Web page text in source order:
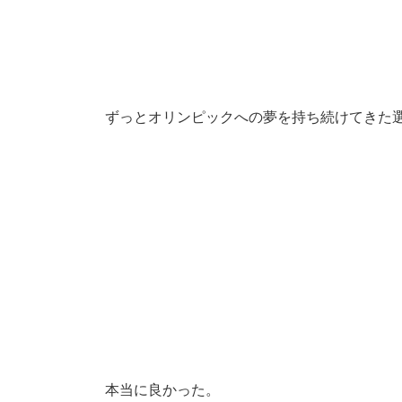
ずっとオリンピックへの夢を持ち続けてきた
本当に良かった。